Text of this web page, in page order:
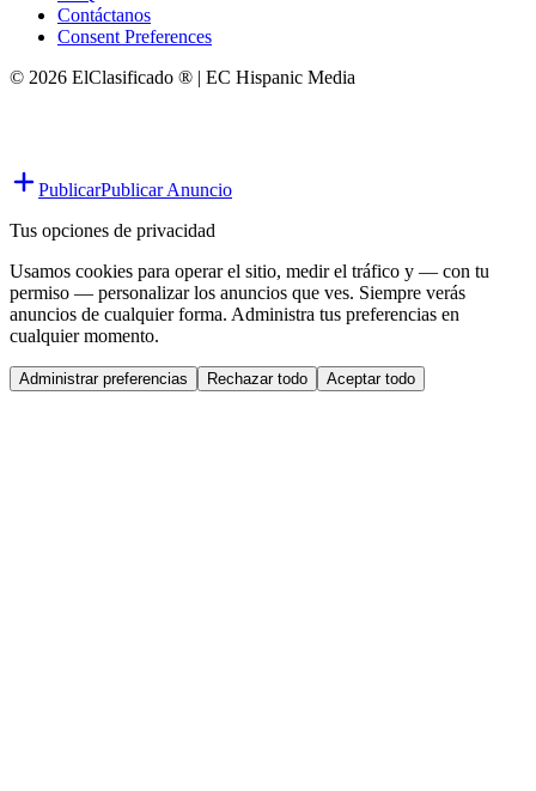
Contáctanos
Consent Preferences
© 2026 ElClasificado ® | EC Hispanic Media
PublicarPublicar Anuncio
Tus opciones de privacidad
Usamos cookies para operar el sitio, medir el tráfico y — con tu
permiso — personalizar los anuncios que ves. Siempre verás
anuncios de cualquier forma. Administra tus preferencias en
cualquier momento.
Administrar preferencias Rechazar todo Aceptar todo